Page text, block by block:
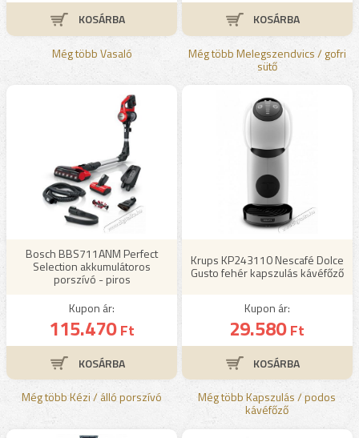
Még több Vasaló Még több Melegszendvics / gofri
sütő
Bosch BBS711ANM Perfect
Selection akkumulátoros
porszívó - piros
Kupon ár:
115.470Ft
Még több Kézi / álló porszívó
Krups KP243110 Nescafé Dolce
Gusto fehér kapszulás kávéfőző
Kupon ár:
29.580Ft
Még több Kapszulás / podos
kávéfőző